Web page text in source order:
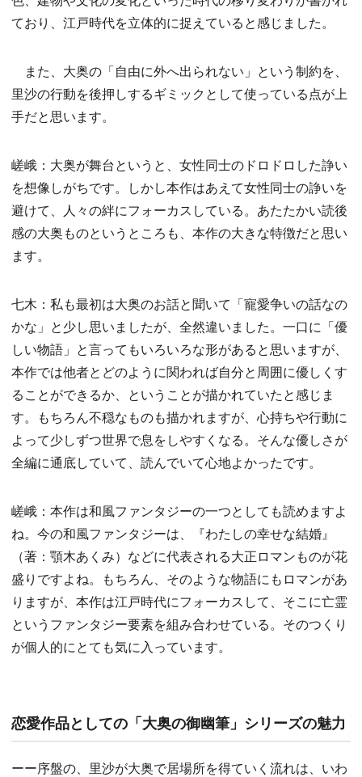
ており、江戸時代を立体的に捉えていると感じました。
また、大奥の「自由に外へ出られない」という制約を、
里沙の行動を後押しするギミックとして使っている点が上
手だと思います。
嵯峨：大奥が舞台というと、女性同士のドロドロした諍い
を想像しがちです。しかし本作はあえて女性同士の諍いを
避けて、人々の絆にフォーカスしている。あたたかい読後
感の大奥ものというところも、本作の大きな特徴だと思い
ます。
七木：私も最初は大奥のお話と聞いて「寵愛争いの話なの
かな」と少し思いましたが、全然違いました。一口に「優
しい物語」と言ってもいろいろな形があると思いますが、
本作では他者とどのように関われば自分と周囲に優しくす
ることができるか、ということが描かれていたと感じま
す。もちろん不穏なものも描かれますが、心持ちや行動に
よって少しずつ世界で息をしやすくなる。そんな優しさが
全編に通底していて、読んでいて心地よかったです。
嵯峨：本作は和風ファンタジーの一つとしても読めますよ
ね。今の和風ファンタジーは、『わたしの幸せな結婚』
（著：顎木あくみ）などに代表される大正ロマンものが花
盛りですよね。もちろん、そのような物語にもロマンがあ
りますが、本作は江戸時代にフォーカスして、そこに亡霊
というファンタジー要素を組み合わせている。そのつくり
が個人的にとても気に入っています。
恋愛作品としての「大奥の御幽筆」シリーズの魅力
ーー序盤の、里沙が大奥で居場所を得ていく流れは、いわ